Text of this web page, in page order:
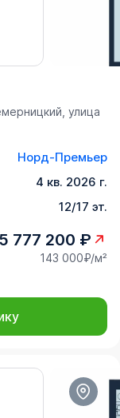
улица
Норд-Премьер
4 кв. 2026 г.
12/17 эт.
5 777 200 ₽
143 000₽/м²